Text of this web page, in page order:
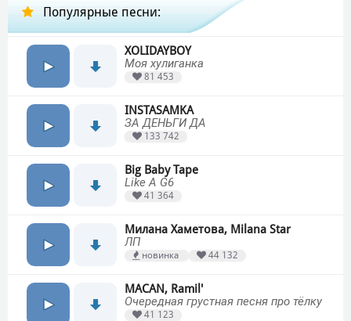
Популярные песни:
XOLIDAYBOY
Моя хулиганка
81 453
INSTASAMKA
ЗА ДЕНЬГИ ДА
133 742
Big Baby Tape
Like A G6
41 364
Милана Хаметова, Milana Star
ЛП
новинка 44 132
MACAN, Ramil'
Очередная грустная песня про тёлку
41 123